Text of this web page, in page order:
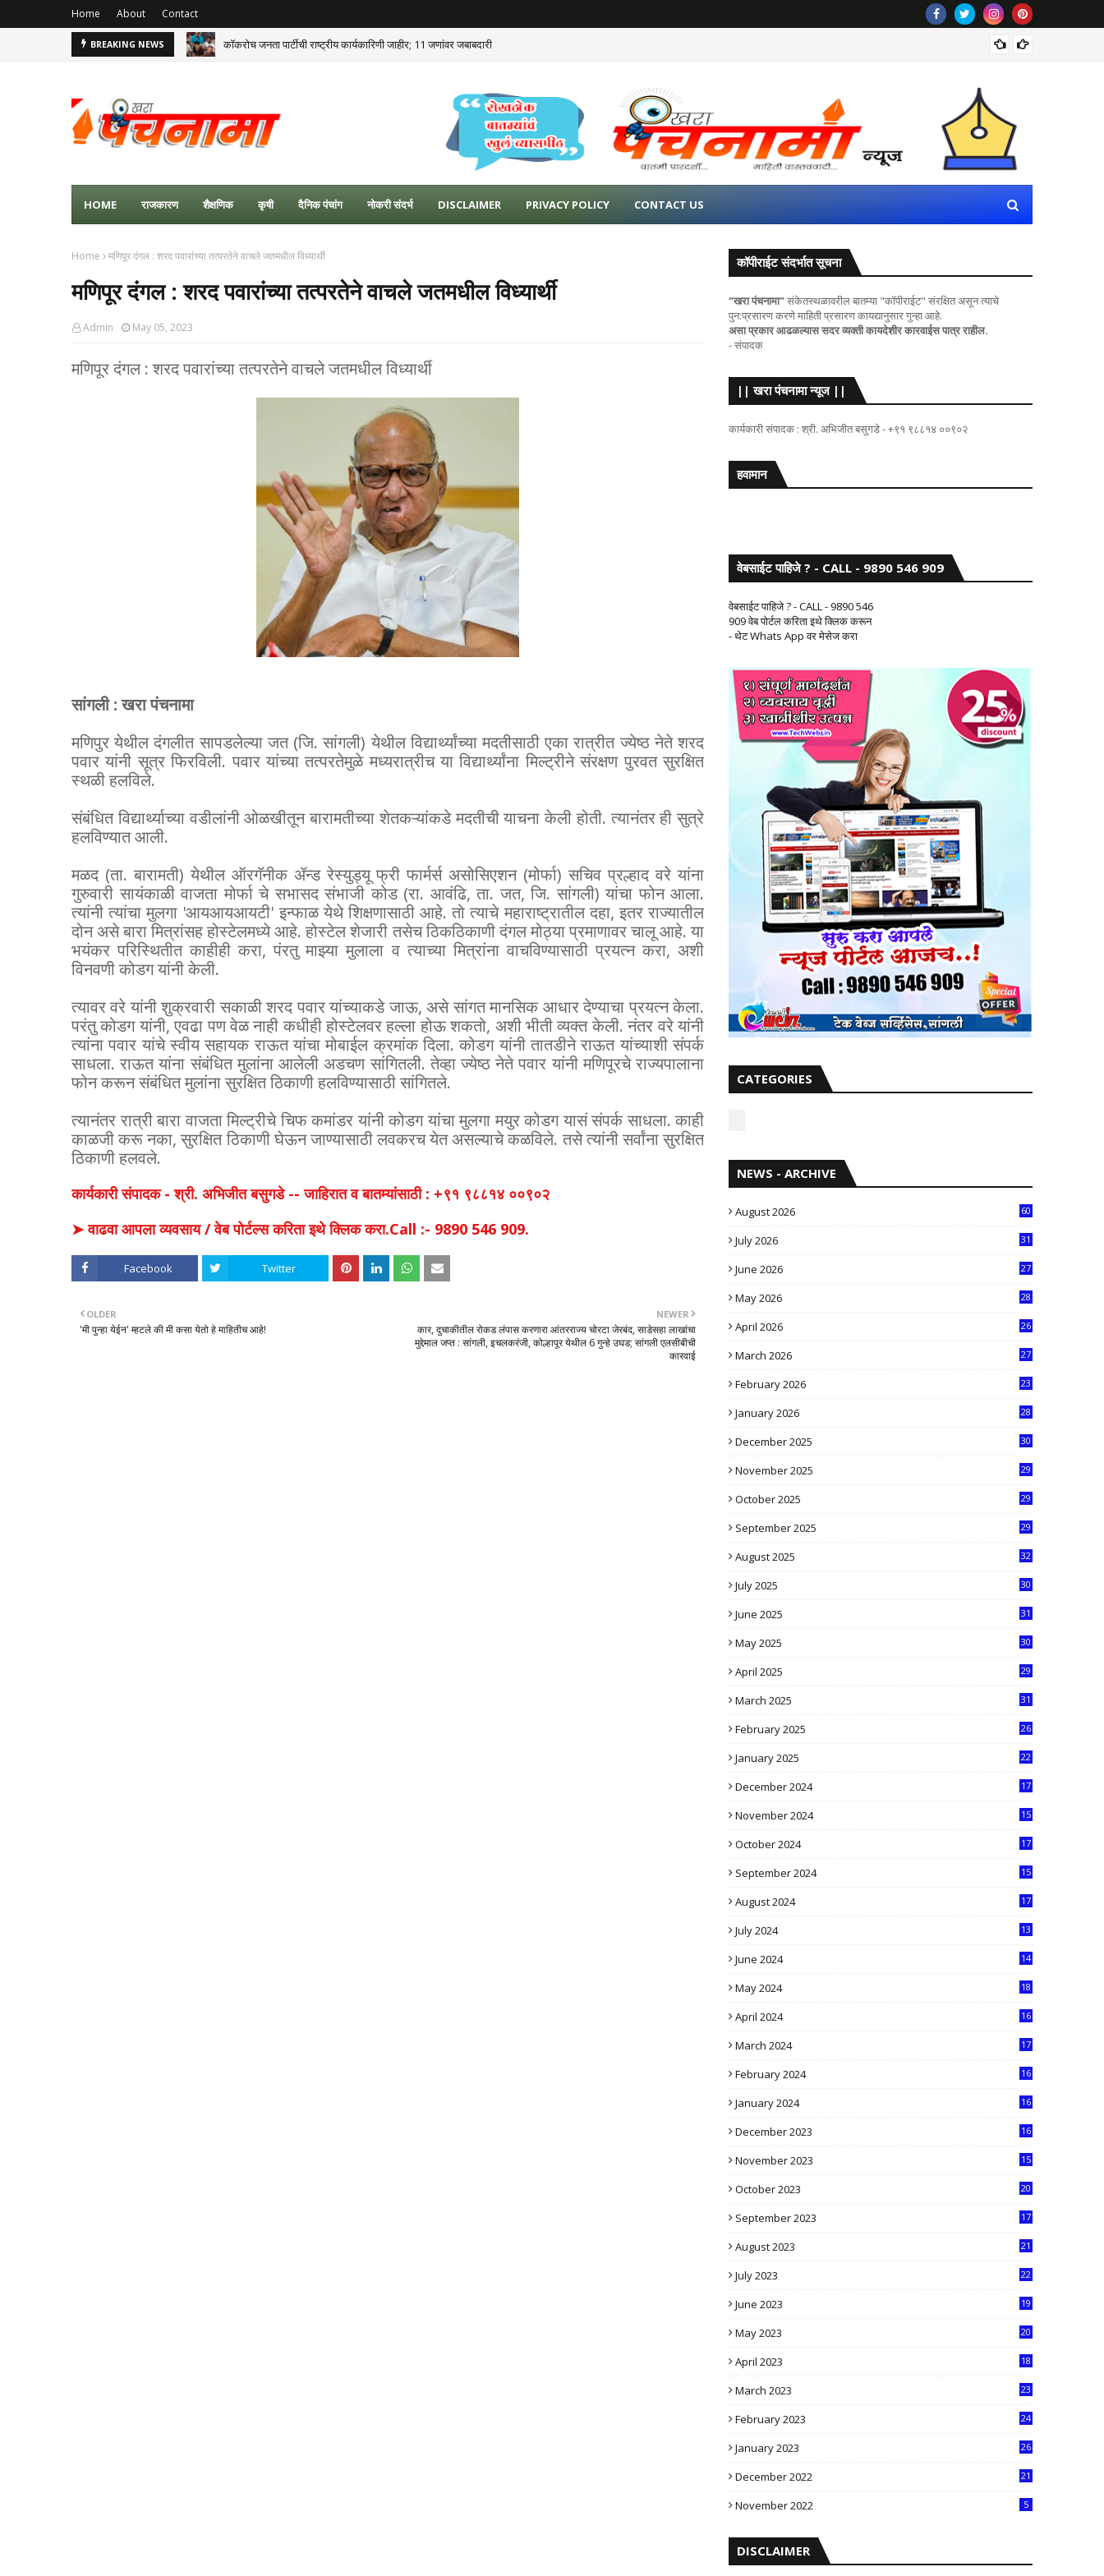
Home About Contact
BREAKING NEWS कॉकरोच जनता पार्टीची राष्ट्रीय कार्यकारिणी जाहीर; 11 जणांवर जबाबदारी
HOME राजकारण शैक्षणिक कृषी दैनिक पंचांग नोकरी संदर्भ DISCLAIMER PRIVACY POLICY CONTACT US
Home मणिपूर दंगल : शरद पवारांच्या तत्परतेने वाचले जतमधील विध्यार्थी
मणिपूर दंगल : शरद पवारांच्या तत्परतेने वाचले जतमधील विध्यार्थी
Admin May 05, 2023
मणिपूर दंगल : शरद पवारांच्या तत्परतेने वाचले जतमधील विध्यार्थी
सांगली : खरा पंचनामा
मणिपुर येथील दंगलीत सापडलेल्या जत (जि. सांगली) येथील विद्यार्थ्यांच्या मदतीसाठी एका रात्रीत ज्येष्ठ नेते शरद
पवार यांनी सूत्र फिरविली. पवार यांच्या तत्परतेमुळे मध्यरात्रीच या विद्यार्थ्यांना मिल्ट्रीने संरक्षण पुरवत सुरक्षित
स्थळी हलविले.
संबंधित विद्यार्थ्याच्या वडीलांनी ओळखीतून बारामतीच्या शेतकऱ्यांकडे मदतीची याचना केली होती. त्यानंतर ही सुत्रे
हलविण्यात आली.
मळद (ता. बारामती) येथील ऑरगॅनीक ॲन्ड रेस्युड्यू फ्री फार्मर्स असोसिएशन (मोर्फा) सचिव प्रल्हाद वरे यांना
गुरुवारी सायंकाळी वाजता मोर्फा चे सभासद संभाजी कोड (रा. आवंढि, ता. जत, जि. सांगली) यांचा फोन आला.
त्यांनी त्यांचा मुलगा 'आयआयआयटी' इन्फाळ येथे शिक्षणासाठी आहे. तो त्याचे महाराष्ट्रातील दहा, इतर राज्यातील
दोन असे बारा मित्रांसह होस्टेलमध्ये आहे. होस्टेल शेजारी तसेच ठिकठिकाणी दंगल मोठ्या प्रमाणावर चालू आहे. या
भयंकर परिस्थितीत काहीही करा, पंरतु माझ्या मुलाला व त्याच्या मित्रांना वाचविण्यासाठी प्रयत्न करा, अशी
विनवणी कोडग यांनी केली.
त्यावर वरे यांनी शुक्रवारी सकाळी शरद पवार यांच्याकडे जाऊ, असे सांगत मानसिक आधार देण्याचा प्रयत्न केला.
परंतु कोडग यांनी, एवढा पण वेळ नाही कधीही होस्टेलवर हल्ला होऊ शकतो, अशी भीती व्यक्त केली. नंतर वरे यांनी
त्यांना पवार यांचे स्वीय सहायक राऊत यांचा मोबाईल क्रमांक दिला. कोडग यांनी तातडीने राऊत यांच्याशी संपर्क
साधला. राऊत यांना संबंधित मुलांना आलेली अडचण सांगितली. तेव्हा ज्येष्ठ नेते पवार यांनी मणिपूरचे राज्यपालाना
फोन करून संबंधित मुलांना सुरक्षित ठिकाणी हलविण्यासाठी सांगितले.
त्यानंतर रात्री बारा वाजता मिल्ट्रीचे चिफ कमांडर यांनी कोडग यांचा मुलगा मयुर कोडग यासं संपर्क साधला. काही
काळजी करू नका, सुरक्षित ठिकाणी घेऊन जाण्यासाठी लवकरच येत असल्याचे कळविले. तसे त्यांनी सर्वांना सुरक्षित
ठिकाणी हलवले.
कार्यकारी संपादक - श्री. अभिजीत बसुगडे -- जाहिरात व बातम्यांसाठी : +९१ ९८८१४ ००९०२
➤ वाढवा आपला व्यवसाय / वेब पोर्टल्स करिता इथे क्लिक करा.Call :- 9890 546 909.
Facebook Twitter
NEWER
कार, दुचाकीतील रोकड लंपास करणारा आंतरराज्य चोरटा जेरबंद, साडेसहा लाखांचा
मुद्देमाल जप्त : सांगली, इचलकरंजी, कोल्हापूर येथील 6 गुन्हे उघड; सांगली एलसीबीची
कारवाई
OLDER
'मी पुन्हा येईन' म्हटले की मी कसा येतो हे माहितीच आहे!
कॉपीराईट संदर्भात सूचना
"खरा पंचनामा"संकेतस्थळावरील बातम्या "कॉपीराईट" संरक्षित असून त्याचे
पुन:प्रसारण करणे माहिती प्रसारण कायद्यानुसार गुन्हा आहे.
असा प्रकार आढळल्यास सदर व्यक्ती कायदेशीर कारवाईस पात्र राहील.
- संपादक
|| खरा पंचनामा न्यूज ||
कार्यकारी संपादक : श्री. अभिजीत बसुगडे - +९१ ९८८१४ ००९०२
हवामान
वेबसाईट पाहिजे ? - CALL - 9890 546 909
वेबसाईट पाहिजे ? - CALL - 9890 546
909 वेब पोर्टल करिता इथे क्लिक करून
- थेट Whats App वर मेसेज करा
CATEGORIES
NEWS - ARCHIVE
August 2026 60
July 2026
31
June 2026
27
May 2026
28
April 2026
26
March 2026
27
February 2026
23
January 2026
28
December 2025
30
November 2025
29
October 2025
29
September 2025
29
August 2025
32
July 2025
30
June 2025
31
May 2025
30
April 2025
29
March 2025
31
February 2025
26
January 2025
22
December 2024
17
November 2024
15
October 2024
17
September 2024
15
August 2024
17
July 2024
13
June 2024
14
May 2024
18
April 2024
16
March 2024
17
February 2024
16
January 2024
16
December 2023
16
November 2023
15
October 2023
20
September 2023
17
August 2023
21
July 2023
22
June 2023
19
May 2023
20
April 2023
18
March 2023
23
February 2023
24
January 2023
26
December 2022
21
November 2022 5
DISCLAIMER